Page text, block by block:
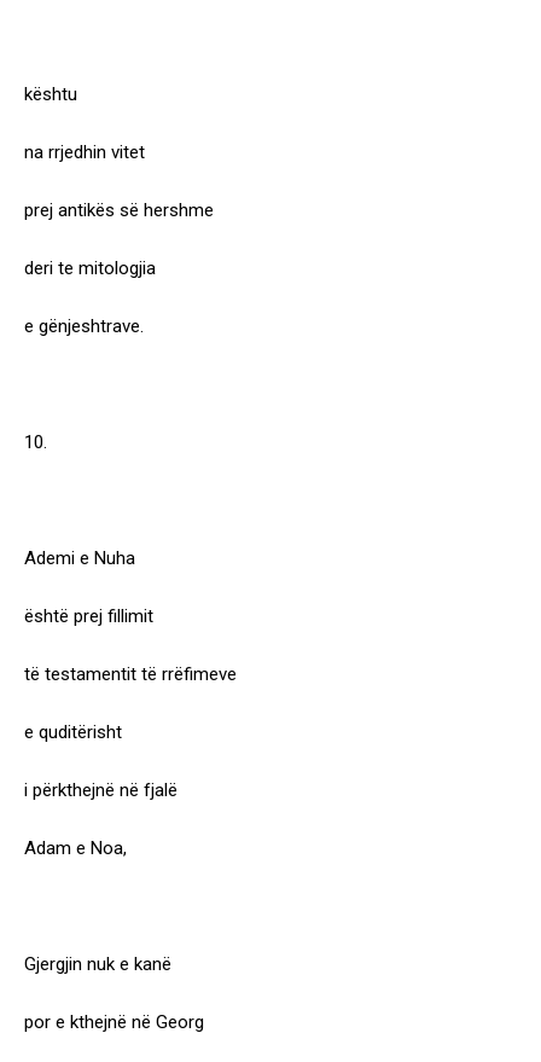
kështu
na rrjedhin vitet
prej antikës së hershme
deri te mitologjia
e gënjeshtrave.
10.
Ademi e Nuha
është prej fillimit
të testamentit të rrëfimeve
e quditërisht
i përkthejnë në fjalë
Adam e Noa,
Gjergjin nuk e kanë
por e kthejnë në Georg